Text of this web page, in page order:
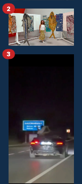
2
3